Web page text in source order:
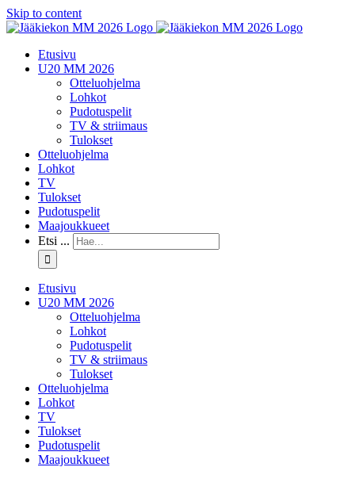
Skip to content
Etusivu
U20 MM 2026
Otteluohjelma
Lohkot
Pudotuspelit
TV & striimaus
Tulokset
Otteluohjelma
Lohkot
TV
Tulokset
Pudotuspelit
Maajoukkueet
Etsi ...
Etusivu
U20 MM 2026
Otteluohjelma
Lohkot
Pudotuspelit
TV & striimaus
Tulokset
Otteluohjelma
Lohkot
TV
Tulokset
Pudotuspelit
Maajoukkueet